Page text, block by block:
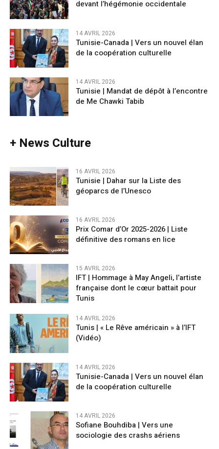
devant l’hégémonie occidentale
14 AVRIL 2026
Tunisie-Canada | Vers un nouvel élan
de la coopération culturelle
14 AVRIL 2026
Tunisie | Mandat de dépôt à l’encontre
de Me Chawki Tabib
+ News Culture
16 AVRIL 2026
Tunisie | Dahar sur la Liste des
géoparcs de l’Unesco
16 AVRIL 2026
Prix Comar d’Or 2025-2026 | Liste
définitive des romans en lice
15 AVRIL 2026
IFT | Hommage à May Angeli, l’artiste
française dont le cœur battait pour
Tunis
14 AVRIL 2026
Tunis | « Le Rêve américain » à l’IFT
(Vidéo)
14 AVRIL 2026
Tunisie-Canada | Vers un nouvel élan
de la coopération culturelle
14 AVRIL 2026
Sofiane Bouhdiba | Vers une
sociologie des crashs aériens